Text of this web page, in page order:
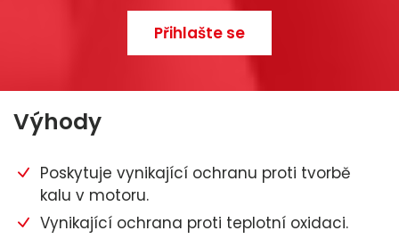
Přihlašte se
Výhody
Poskytuje vynikající ochranu proti tvorbě
kalu v motoru.
Vynikající ochrana proti teplotní oxidaci.